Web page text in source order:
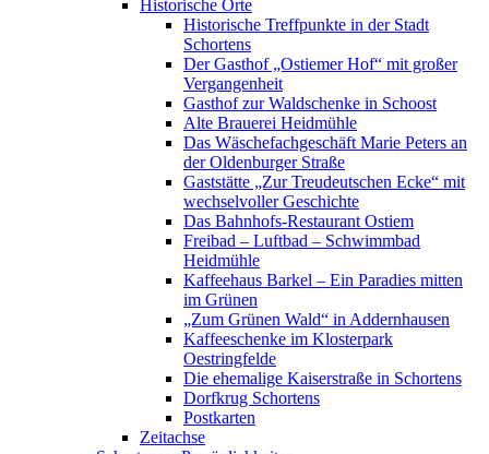
Historische Orte
Historische Treffpunkte in der Stadt
Schortens
Der Gasthof „Ostiemer Hof“ mit großer
Vergangenheit
Gasthof zur Waldschenke in Schoost
Alte Brauerei Heidmühle
Das Wäschefachgeschäft Marie Peters an
der Oldenburger Straße
Gaststätte „Zur Treudeutschen Ecke“ mit
wechselvoller Geschichte
Das Bahnhofs-Restaurant Ostiem
Freibad – Luftbad – Schwimmbad
Heidmühle
Kaffeehaus Barkel – Ein Paradies mitten
im Grünen
„Zum Grünen Wald“ in Addernhausen
Kaffeeschenke im Klosterpark
Oestringfelde
Die ehemalige Kaiserstraße in Schortens
Dorfkrug Schortens
Postkarten
Zeitachse